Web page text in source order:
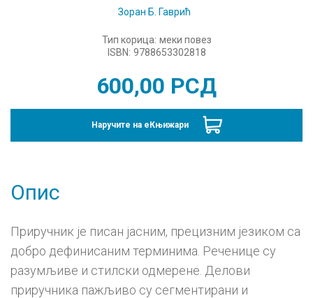
Зоран Б. Гаврић
Тип корица: меки повез
ISBN: 9788653302818
600,00 РСД
Наручите на еКњижари
Опис
Приручник је писан јасним, прецизним језиком са
добро дефинисаним терминима. Реченице су
разумљиве и стилски одмерене. Делови
приручника пажљиво су сегментирани и